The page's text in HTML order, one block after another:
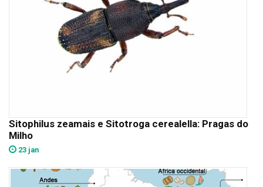
Sitophilus zeamais e Sitotroga cerealella: Pragas do
Milho
23 jan